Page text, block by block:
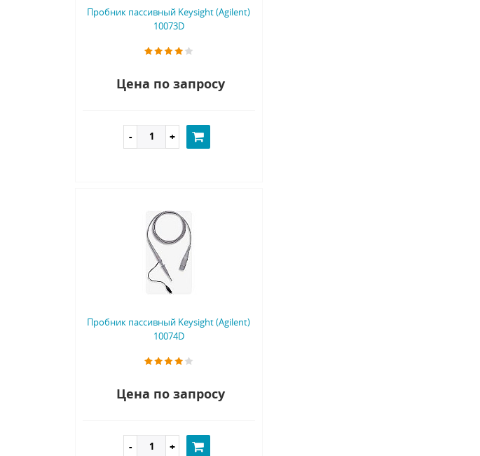
Пробник пассивный Keysight (Agilent)
10073D
Цена по запросу
Пробник пассивный Keysight (Agilent)
10074D
Цена по запросу